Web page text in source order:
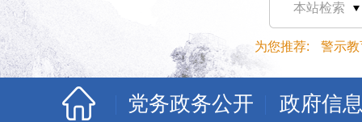
本站检索
为您推荐: 警示教
党务政务公开 政府信